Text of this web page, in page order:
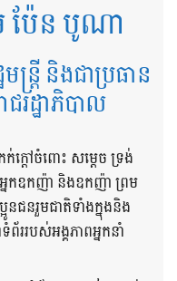
ប៉ែន បូណា
ន្ត្រី និងជាប្រធាន
ជរដ្ឋាភិបាល
តៅចំពោះ សម្តេច ទ្រង់
កឧកញ៉ា និងឧកញ៉ា ព្រម
ជនរួមជាតិទាំងក្នុងនិង
របស់អង្គភាពអ្នកនាំ